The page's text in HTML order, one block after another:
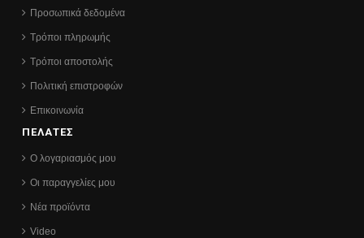
Προσωπικά δεδομένα
Τρόποι πληρωμής
Τρόποι αποστολής
Πολιτική επιστροφών
Επικοινωνία
ΠΕΛΑΤΕΣ
Ο λογαριασμός μου
Οι παραγγελίες μου
Νέα προϊόντα
Video